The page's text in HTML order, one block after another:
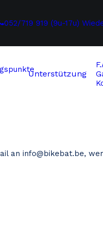
052/719 919 (9u-17u)
Unterstützung
an info@bikebat.be,